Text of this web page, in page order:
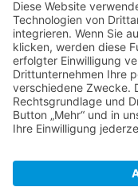
Ergänzung!"
Anfahrt